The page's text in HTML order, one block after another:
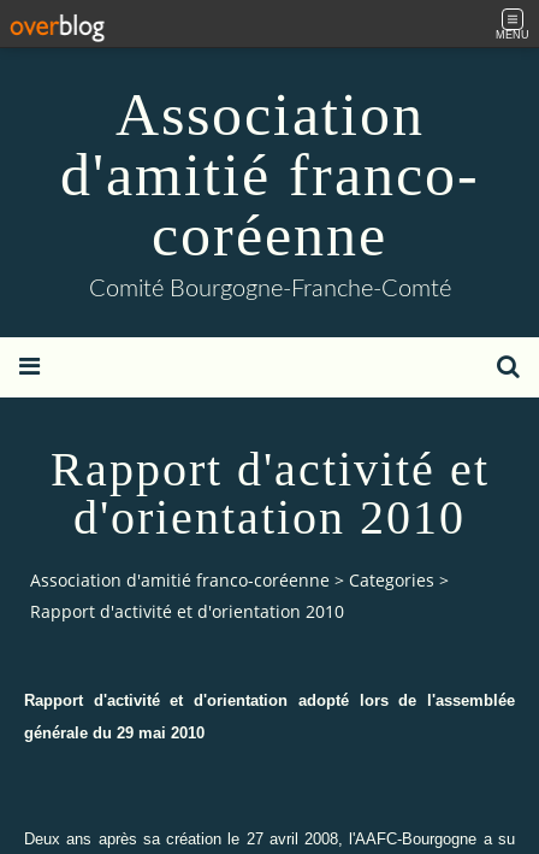
MENU
Association
d'amitié franco-
coréenne
Comité Bourgogne-Franche-Comté
Rapport d'activité et
d'orientation 2010
Association d'amitié franco-coréenne > Categories >
Rapport d'activité et d'orientation 2010
Rapport d'activité et d'orientation adopté lors de l'assemblée
générale du 29 mai 2010
Deux ans après sa création le 27 avril 2008 , l'AAFC-Bourgogne a su